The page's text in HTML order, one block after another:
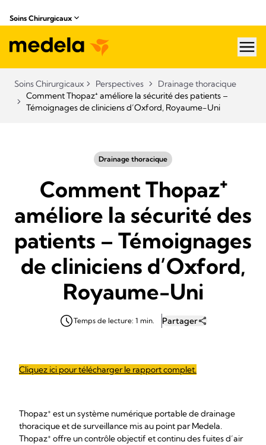
Soins Chirurgicaux
Soins Chirurgicaux Perspectives
Drainage thoracique
Comment Thopaz⁺ améliore la sécurité des patients –
Témoignages de cliniciens d’Oxford, Royaume-Uni
Drainage thoracique
Comment Thopaz⁺
améliore la sécurité des
patients – Témoignages
de cliniciens d’Oxford,
Royaume-Uni
Temps de lecture: 1 min. Partager
Cliquez ici pour télécharger le rapport complet.
Thopaz+ est un système numérique portable de drainage
thoracique et de surveillance mis au point par Medela.
Thopaz+ offre un contrôle objectif et continu des fuites d’air